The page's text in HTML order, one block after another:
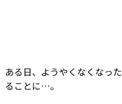
ある日、ようやくなくなっ
ることに…。